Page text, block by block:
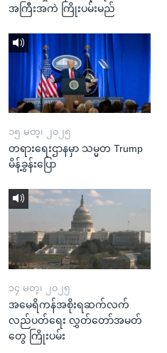
အကြီးအကဲ ကြိုးပမ်းမည်
၁၅ မတ္၊ ၂၀၂၅
တရားရေးဌာနမှာ သမ္မတ Trump
မိန့်ခွန်းပြော
၁၄ မတ္၊ ၂၀၂၅
အမေရိကန်အစိုးရဆက်လက်
လည်ပတ်ရေး လွှတ်တော်အမတ်
တွေ ကြိုးပမ်း